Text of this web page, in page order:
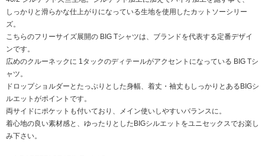
しっかりと滑らかな仕上がりになっている生地を使用したカットソーシリー
ズ。
こちらのフリーサイズ展開の BIG Tシャツは、ブランドを代表する定番デザイ
ンです。
広めのクルーネックに 1タックのディテールがアクセントになっている BIG Tシ
ャツ。
ドロップショルダーとたっぷりとした身幅、着丈・袖丈もしっかりとあるBIGシ
ルエットがポイントです。
両サイドにポケットも付いており、メイン使いしやすいバランスに。
着心地の良い素材感と、ゆったりとしたBIGシルエットをユニセックスでお楽し
み下さい。